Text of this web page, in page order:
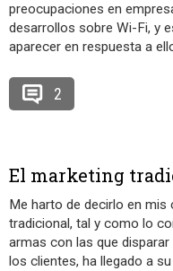
preocupaciones en
desarrollos sobre Wi-Fi, y
aparecer en respuesta a
2
El marketing
Me harto de decirlo en mis
tradicional, tal y como lo
armas con las que
los clientes, ha llegado a